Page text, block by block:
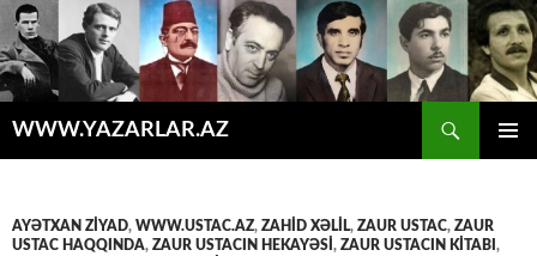
WWW.YAZARLAR.AZ
AYƏTXAN ZIYAD, WWW.USTAC.AZ, ZAHİD XƏLİL, ZAUR USTAC, ZAUR
USTAC HAQQINDA, ZAUR USTACIN HEKAYƏSİ , ZAUR USTACIN KİTABI ,